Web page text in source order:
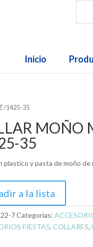
Inicio
/1425-35
MOÑO
35
plastico y pasta de moño de
a la lista
7Categorías:
FIESTAS,COLLARES,